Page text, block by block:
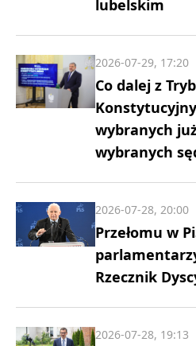
lubelskim
Co dalej z
wybranych
wybranych
2026-07-29, 17:20
Przełomu w
Rzecznik
2026-07-28, 20:00
2026-07-28, 19:13